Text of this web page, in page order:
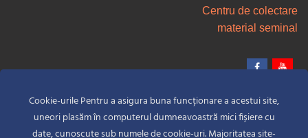
Centru de colectare
material seminal
Cookie-urile Pentru a asigura buna funcționare a acestui site,
uneori plasăm în computerul dumneavoastră mici fișiere cu
date, cunoscute sub numele de cookie-uri. Majoritatea site-